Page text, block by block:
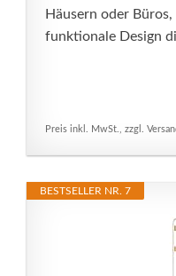
Häusern oder
funktionale Design
Preis inkl. MwSt., zzgl.
BESTSELLER NR. 7